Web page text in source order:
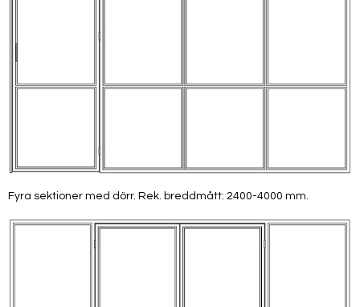
Fyra sektioner med dörr. Rek. breddmått: 2400-4000 mm.